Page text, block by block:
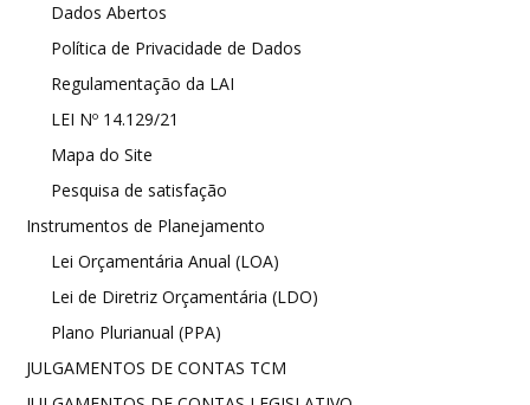
Dados Abertos
Política de Privacidade de Dados
Regulamentação da LAI
LEI Nº 14.129/21
Mapa do Site
Pesquisa de satisfação
Instrumentos de Planejamento
Lei Orçamentária Anual (LOA)
Lei de Diretriz Orçamentária (LDO)
Plano Plurianual (PPA)
JULGAMENTOS DE CONTAS TCM